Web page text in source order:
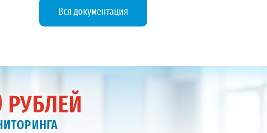
Вся документация
РУБЛЕЙ